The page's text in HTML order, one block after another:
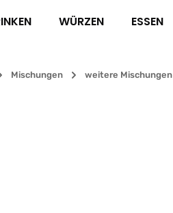
WÜRZEN ESSEN
Mischungen weitere Mischungen